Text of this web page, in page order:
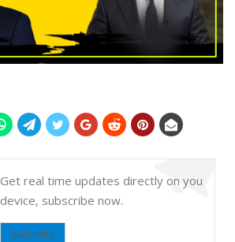
Get real time updates directly on you
device, subscribe now.
Subscribe